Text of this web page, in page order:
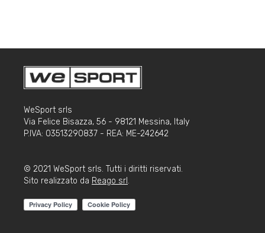
WeSport srls
Via Felice Bisazza, 56 - 98121 Messina, Italy
P.IVA: 03513290837 - REA: ME-242642
© 2021 WeSport srls. Tutti i diritti riservati.
Sito realizzato da Reago srl .